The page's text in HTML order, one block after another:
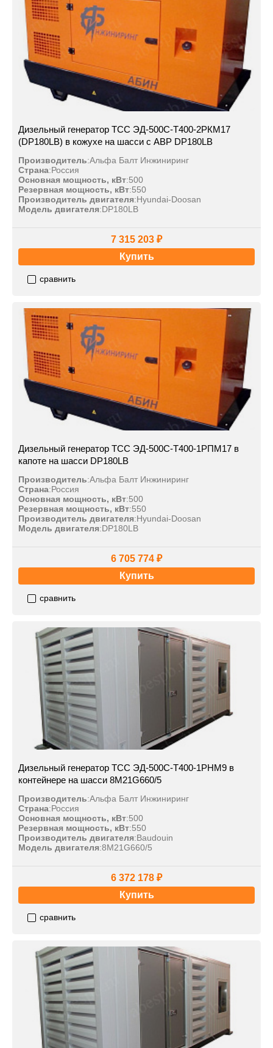
Дизельный генератор ТСС ЭД-500С-Т400-2РКМ17
(DP180LB) в кожухе на шасси с АВР DP180LB
Производитель:Альфа Балт Инжиниринг
Страна:Россия
Основная мощность, кВт:500
Резервная мощность, кВт:550
Производитель двигателя:Hyundai-Doosan
Модель двигателя:DP180LB
7 315 203 ₽
Купить
сравнить
Дизельный генератор ТСС ЭД-500С-Т400-1РПМ17 в
капоте на шасси DP180LB
Производитель:Альфа Балт Инжиниринг
Страна:Россия
Основная мощность, кВт:500
Резервная мощность, кВт:550
Производитель двигателя:Hyundai-Doosan
Модель двигателя:DP180LB
6 705 774 ₽
Купить
сравнить
Дизельный генератор ТСС ЭД-500С-Т400-1РНМ9 в
контейнере на шасси 8M21G660/5
Производитель:Альфа Балт Инжиниринг
Страна:Россия
Основная мощность, кВт:500
Резервная мощность, кВт:550
Производитель двигателя:Baudouin
Модель двигателя:8M21G660/5
6 372 178 ₽
Купить
сравнить